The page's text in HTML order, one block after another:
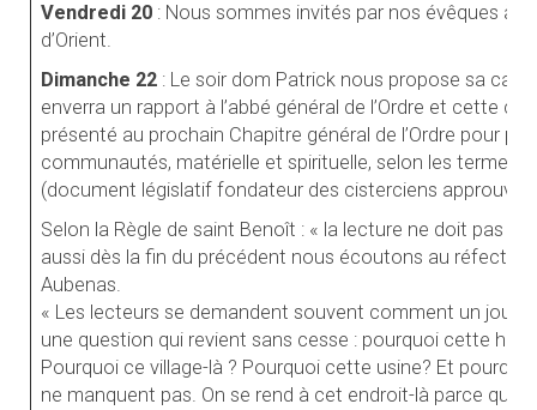
Vendredi 20 : Nous sommes invités par nos évêques à
d’Orient.
Dimanche 22 : Le soir dom Patrick nous propose sa
enverra un rapport à l’abbé général de l’Ordre et cette
présenté au prochain Chapitre général de l’Ordre pour
communautés, matérielle et spirituelle, selon les termes
(document législatif fondateur des cisterciens approuvé
Selon la Règle de saint Benoît : « la lecture ne doit pas
aussi dès la fin du précédent nous écoutons au
Aubenas.
« Les lecteurs se demandent souvent comment un
une question qui revient sans cesse : pourquoi cette
Pourquoi ce village-là ? Pourquoi cette usine? Et
ne manquent pas. On se rend à cet endroit-là parce